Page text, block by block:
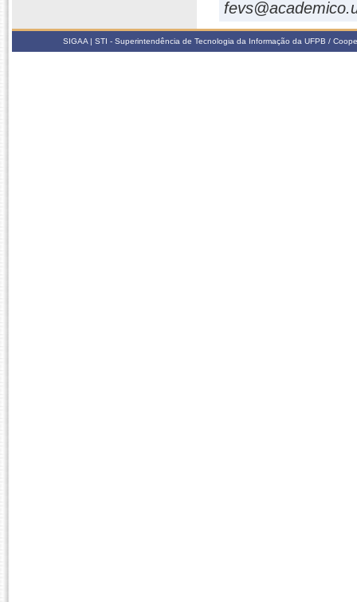
SIGAA | STI - Superintendência de Tecnologia da Informação da UFPB /